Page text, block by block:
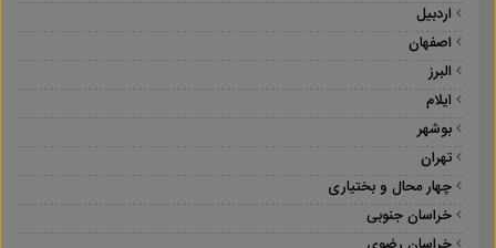
اردبیل
اصفهان
البرز
ایلام
بوشهر
تهران
چهار محال و بختیاری
خراسان جنوبی